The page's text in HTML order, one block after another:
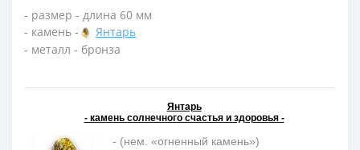
- размер - длина 60 мм
- камень -
Янтарь
- металл - бронза
Янтарь
- камень солнечного счастья и здоровья -
- (нем. «огненный камень»)